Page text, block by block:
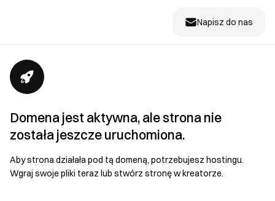
Napisz do nas
Domena jest aktywna, ale strona nie
została jeszcze uruchomiona.
Aby strona działała pod tą domeną, potrzebujesz hostingu.
Wgraj swoje pliki teraz lub stwórz stronę w kreatorze.